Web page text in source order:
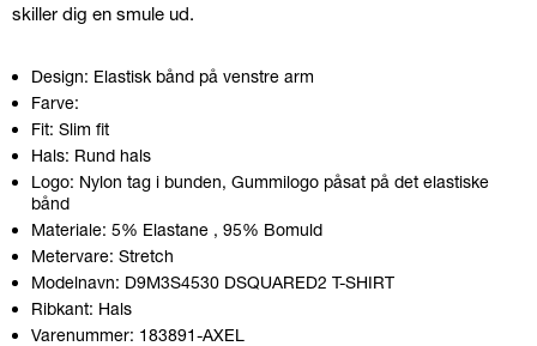
skiller dig en smule ud.
Design: Elastisk bånd på venstre arm
Farve:
Fit: Slim fit
Hals: Rund hals
Logo: Nylon tag i bunden, Gummilogo påsat på det elastiske
bånd
Materiale: 5% Elastane , 95% Bomuld
Metervare: Stretch
Modelnavn: D9M3S4530 DSQUARED2 T-SHIRT
Ribkant: Hals
Varenummer: 183891-AXEL